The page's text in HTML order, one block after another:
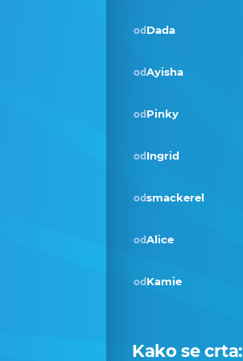
od Dada
odAyisha
od Pinky
od Ingrid
odsmackerel
odAlice
od Kamie
Kako se crta: